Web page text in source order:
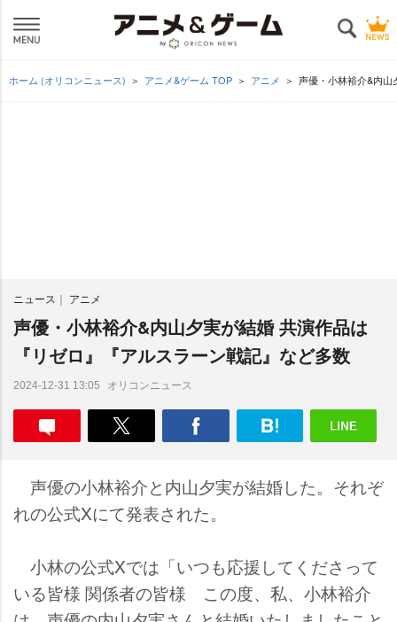
ホーム (オリコンニュース) アニメ&ゲーム TOP アニメ 声優・小林裕介&内
ニュース アニメ
声優・小林裕介&内山夕実が結婚 共演作品は
『リゼロ』『アルスラーン戦記』など多数
2024-12-31 13:05 オリコンニュース
声優の小林裕介と内山夕実が結婚した。それぞ
れの公式Xにて発表された。
小林の公式Xでは「いつも応援してくださって
いる皆様 関係者の皆様 この度、私、小林裕介